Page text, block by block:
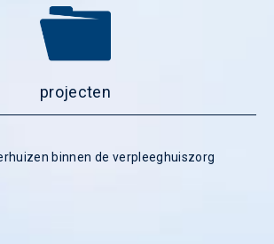
projecten
binnen de verpleeghuiszorg